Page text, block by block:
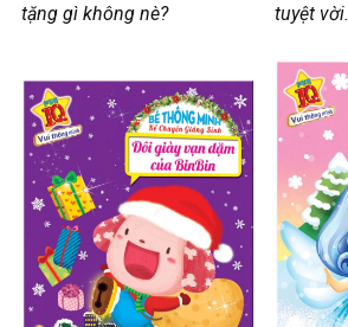
tặng gì không nè?
tuyệt vời.